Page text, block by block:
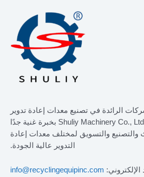
الرائدة في تصنيع معدات إعادة تدوير
النفايات، تتمتع شركة Shuliy Machinery Co., Ltd بخبرة غنية جدًا
والتصنيع والتسويق لمختلف معدات إعادة
التدوير عالية الجودة.
الإلكتروني: info@recyclingequipinc.com